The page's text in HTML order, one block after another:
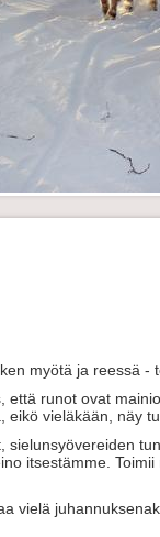
myötä ja reessä -
että runot ovat
eikö vieläkään, näy
sielunsyövereiden
itsestämme.
vielä